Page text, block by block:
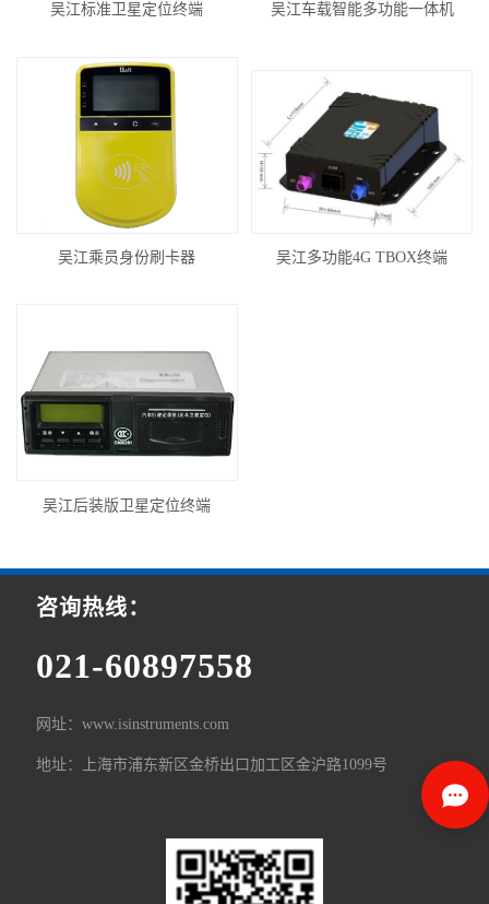
吴江标准卫星定位终端 吴江车载智能多功能一体机
吴江乘员身份刷卡器 吴江多功能4G TBOX终端
吴江后装版卫星定位终端
咨询热线：
021-60897558
网址：www.isinstruments.com
地址：上海市浦东新区金桥出口加工区金沪路1099号